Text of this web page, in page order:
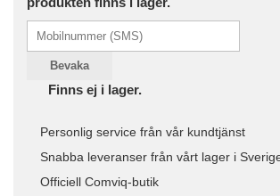
Bevaka
Finns ej i lager.
Personlig service från vår kundtjänst
Snabba leveranser från vårt lager i
Officiell Comviq-butik